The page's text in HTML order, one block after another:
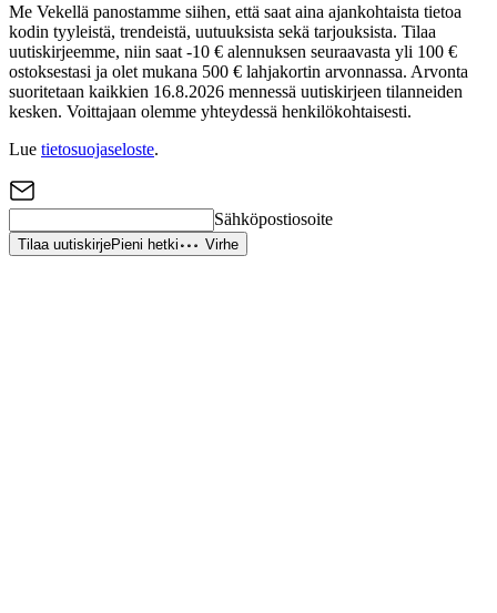
Me Vekellä panostamme siihen, että saat aina ajankohtaista tietoa
kodin tyyleistä, trendeistä, uutuuksista sekä tarjouksista. Tilaa
uutiskirjeemme, niin saat -10 € alennuksen seuraavasta yli 100 €
ostoksestasi ja olet mukana 500 € lahjakortin arvonnassa. Arvonta
suoritetaan kaikkien 16.8.2026 mennessä uutiskirjeen tilanneiden
kesken. Voittajaan olemme yhteydessä henkilökohtaisesti.
Lue tietosuojaseloste.
Sähköpostiosoite
Tilaa uutiskirjePieni hetki Virhe